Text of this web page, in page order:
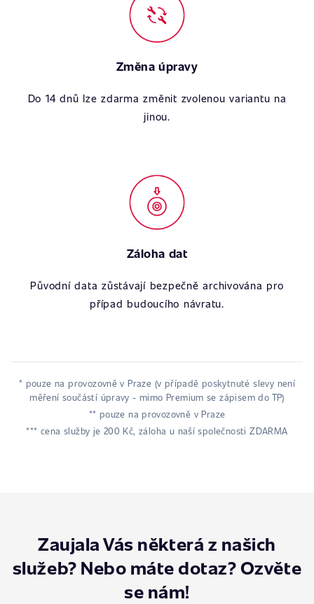
Změna úpravy
Do 14 dnů lze zdarma změnit zvolenou variantu na
jinou.
Záloha dat
Původní data zůstávají bezpečně archivována pro
případ budoucího návratu.
* pouze na provozovně v Praze (v případě poskytnuté slevy není
měření součástí úpravy - mimo Premium se zápisem do TP)
** pouze na provozovně v Praze
*** cena služby je 200 Kč, záloha u naší společnosti ZDARMA
Zaujala Vás některá z našich
služeb? Nebo máte dotaz? Ozvěte
se nám!